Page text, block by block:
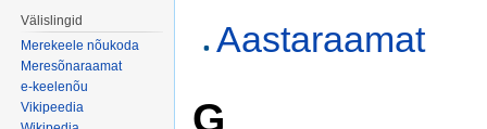
Aastaraamat
G
Välislingid
Merekeele nõukoda
Meresõnaraamat
e-keelenõu
Vikipeedia